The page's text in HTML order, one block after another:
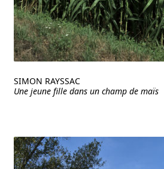
SIMON RAYSSAC
Une jeune fille dans un champ de maïs